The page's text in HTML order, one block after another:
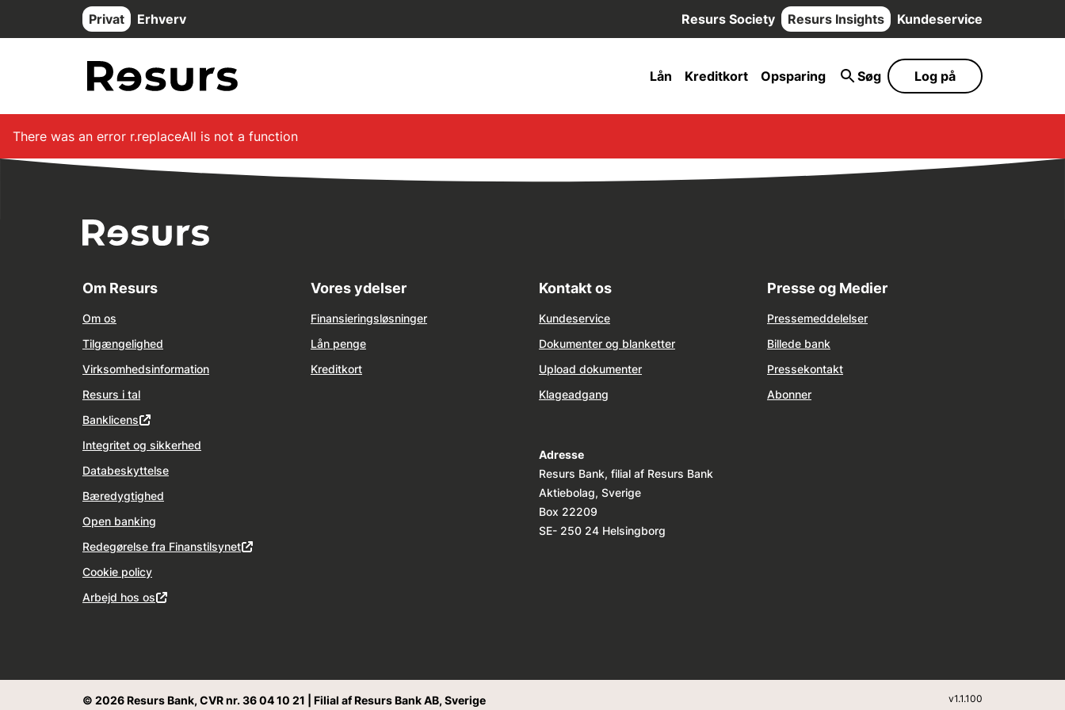
Gå til hovedindhold
Privat Erhverv Resurs Society Resurs Insights Kundeservice
Lån Kreditkort Opsparing Søg Log på
There was an error r.replaceAll is not a function
Om Resurs
Om os
Tilgængelighed
Virksomhedsinformation
Resurs i tal
Banklicens
Integritet og sikkerhed
Databeskyttelse
Bæredygtighed
Open banking
Redegørelse fra Finanstilsynet
Cookie policy
Arbejd hos os
Vores ydelser
Finansieringsløsninger
Lån penge
Kreditkort
Kontakt os
Kundeservice
Dokumenter og blanketter
Upload dokumenter
Klageadgang
Adresse
Resurs Bank, filial af Resurs Bank
Aktiebolag, Sverige
Box 22209
SE- 250 24 Helsingborg
Presse og Medier
Pressemeddelelser
Billede bank
Pressekontakt
Abonner
© 2026 Resurs Bank, CVR nr. 36 04 10 21 | Filial af Resurs Bank AB, Sverige v1.1.100